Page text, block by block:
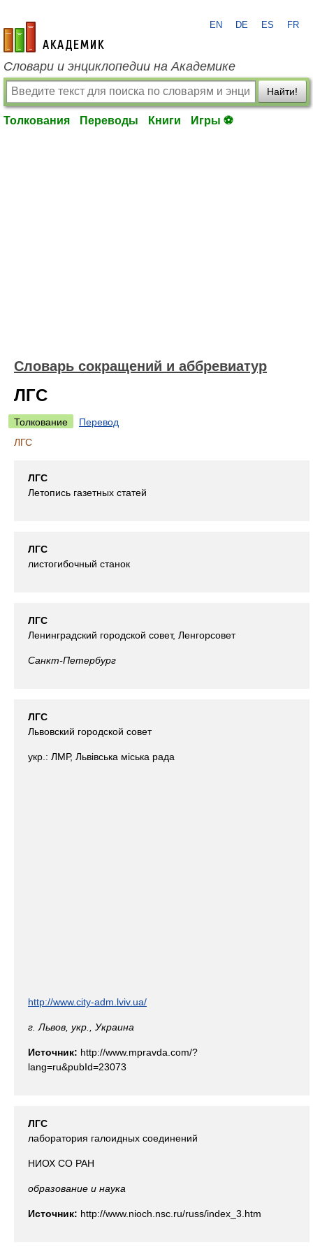
academic.ru
EN DE ES FR
Словари и энциклопедии на Академике
Найти!
Толкования Переводы Книги Игры ⚽
Словарь сокращений и аббревиатур
ЛГС
Толкование
Перевод
ЛГС
ЛГС
Летопись газетных статей
ЛГС
листогибочный станок
ЛГС
Ленинградский городской совет, Ленгорсовет
Санкт-Петербург
ЛГС
Львовский городской совет
укр.: ЛМР, Львівська міська рада
http://www.city-adm.lviv.ua/
г. Львов, укр., Украина
Источник: http://www.mpravda.com/?
lang=ru&pubId=23073
ЛГС
лаборатория галоидных соединений
НИОХ СО РАН
образование и наука
Источник: http://www.nioch.nsc.ru/russ/index_3.htm